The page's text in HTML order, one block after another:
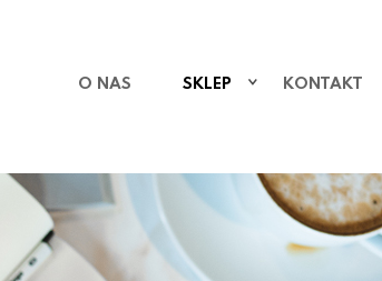
O NAS SKLEP KONTAKT